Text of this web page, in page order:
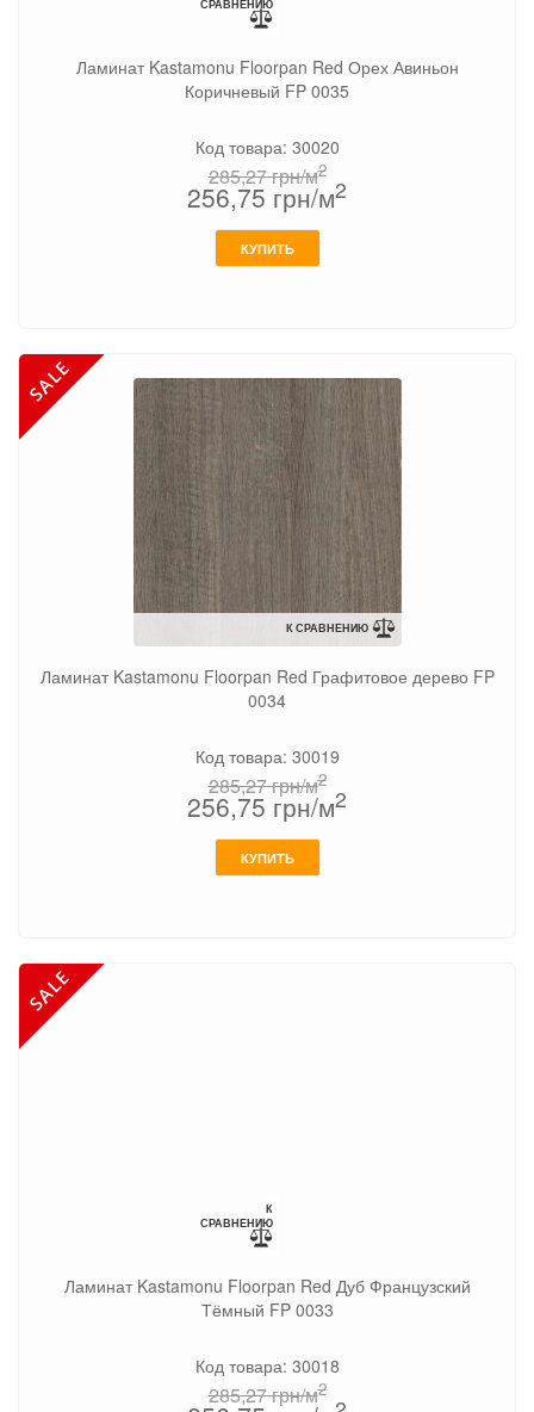
СРАВНЕНИЮ
Ламинат Kastamonu Floorpan Red Орех Авиньон
Коричневый FP 0035
Код товара: 30020
285,27грн/м2
256,75 грн/м2
КУПИТЬ
К СРАВНЕНИЮ
Ламинат Kastamonu Floorpan Red Графитовое дерево FP
0034
Код товара: 30019
285,27грн/м2
256,75 грн/м2
КУПИТЬ
К
СРАВНЕНИЮ
Ламинат Kastamonu Floorpan Red Дуб Французский
Тёмный FP 0033
Код товара: 30018
285,27грн/м2